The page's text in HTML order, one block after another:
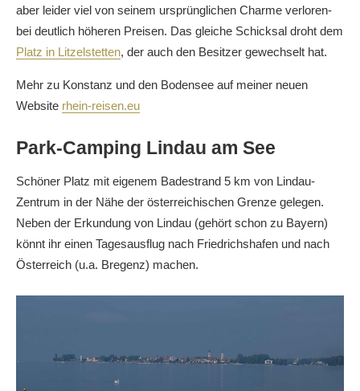
aber leider viel von seinem ursprünglichen Charme verloren-
bei deutlich höheren Preisen. Das gleiche Schicksal droht dem
Platz in Litzelstetten, der auch den Besitzer gewechselt hat.
Mehr zu Konstanz und den Bodensee auf meiner neuen
Website rhein-reisen.eu
Park-Camping Lindau am See
Schöner Platz mit eigenem Badestrand 5 km von Lindau-
Zentrum in der Nähe der österreichischen Grenze gelegen.
Neben der Erkundung von Lindau (gehört schon zu Bayern)
könnt ihr einen Tagesausflug nach Friedrichshafen und nach
Österreich (u.a. Bregenz) machen.